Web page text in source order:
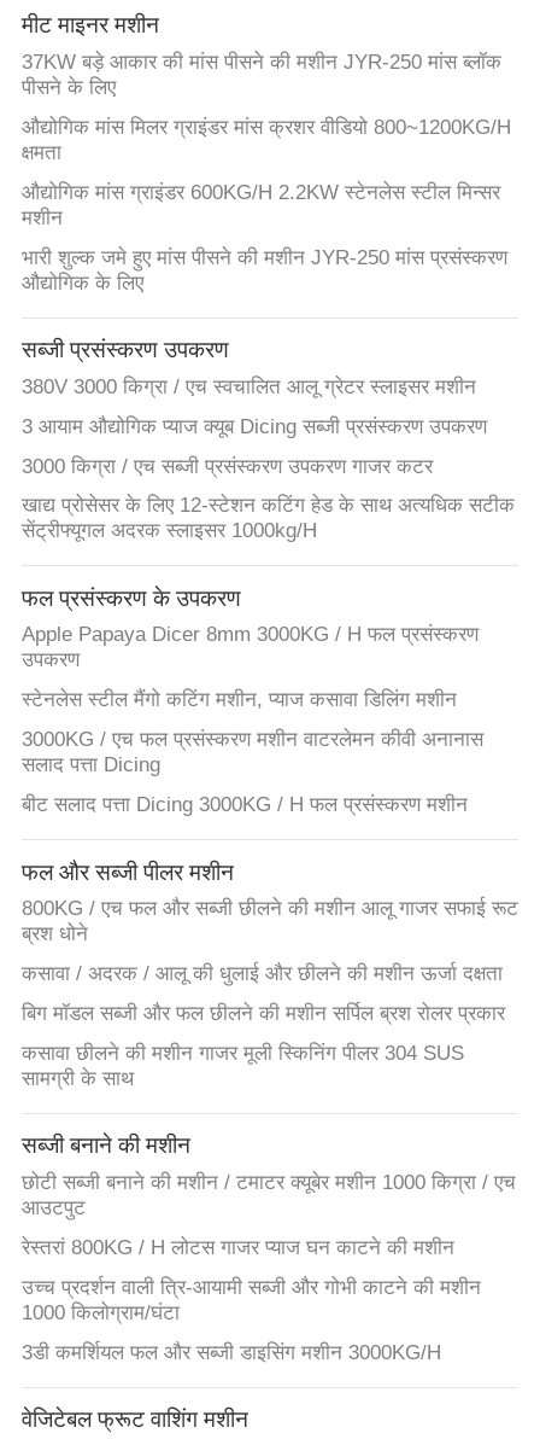
मीट माइनर मशीन
37KW बड़े आकार की मांस पीसने की मशीन JYR-250 मांस ब्लॉक
पीसने के लिए
औद्योगिक मांस मिलर ग्राइंडर मांस क्रशर वीडियो 800~1200KG/H
क्षमता
औद्योगिक मांस ग्राइंडर 600KG/H 2.2KW स्टेनलेस स्टील मिन्सर
मशीन
भारी शुल्क जमे हुए मांस पीसने की मशीन JYR-250 मांस प्रसंस्करण
औद्योगिक के लिए
सब्जी प्रसंस्करण उपकरण
380V 3000 किग्रा / एच स्वचालित आलू ग्रेटर स्लाइसर मशीन
3 आयाम औद्योगिक प्याज क्यूब Dicing सब्जी प्रसंस्करण उपकरण
3000 किग्रा / एच सब्जी प्रसंस्करण उपकरण गाजर कटर
खाद्य प्रोसेसर के लिए 12-स्टेशन कटिंग हेड के साथ अत्यधिक सटीक
सेंट्रीफ्यूगल अदरक स्लाइसर 1000kg/H
फल प्रसंस्करण के उपकरण
Apple Papaya Dicer 8mm 3000KG / H फल प्रसंस्करण
उपकरण
स्टेनलेस स्टील मैंगो कटिंग मशीन, प्याज कसावा डिलिंग मशीन
3000KG / एच फल प्रसंस्करण मशीन वाटरलेमन कीवी अनानास
सलाद पत्ता Dicing
बीट सलाद पत्ता Dicing 3000KG / H फल प्रसंस्करण मशीन
फल और सब्जी पीलर मशीन
800KG / एच फल और सब्जी छीलने की मशीन आलू गाजर सफाई रूट
ब्रश धोने
कसावा / अदरक / आलू की धुलाई और छीलने की मशीन ऊर्जा दक्षता
बिग मॉडल सब्जी और फल छीलने की मशीन सर्पिल ब्रश रोलर प्रकार
कसावा छीलने की मशीन गाजर मूली स्किनिंग पीलर 304 SUS
सामग्री के साथ
सब्जी बनाने की मशीन
छोटी सब्जी बनाने की मशीन / टमाटर क्यूबेर मशीन 1000 किग्रा / एच
आउटपुट
रेस्तरां 800KG / H लोटस गाजर प्याज घन काटने की मशीन
उच्च प्रदर्शन वाली त्रि-आयामी सब्जी और गोभी काटने की मशीन
1000 किलोग्राम/घंटा
3डी कमर्शियल फल और सब्जी डाइसिंग मशीन 3000KG/H
वेजिटेबल फ्रूट वाशिंग मशीन